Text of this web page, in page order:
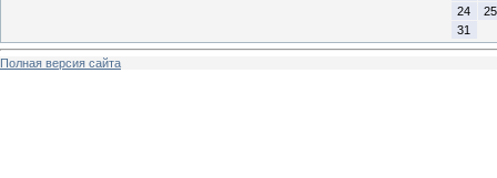
24
25
31
Полная версия сайта